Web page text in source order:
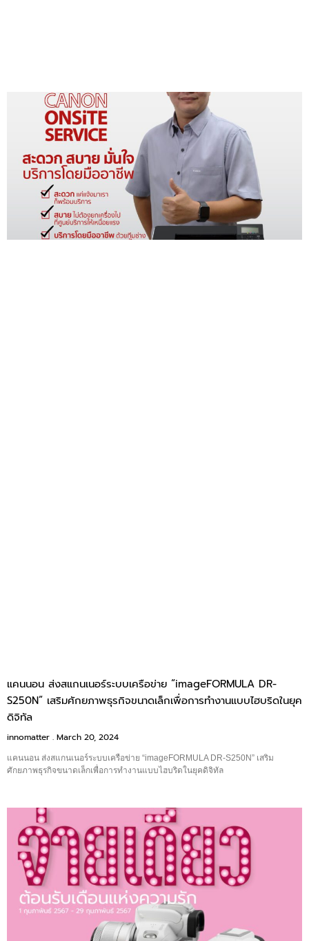
แคนนอน ส่งสแกนเนอร์ระบบเครือข่าย “imageFORMULA DR-
S250N” เสริมศักยภาพธุรกิจขนาดเล็กเพื่อการทำงานแบบไฮบริดในยุค
ดิจิทัล
innomatter March 20, 2024
แคนนอน ส่งสแกนเนอร์ระบบเครือข่าย “imageFORMULA DR-S250N” เสริม
ศักยภาพธุรกิจขนาดเล็กเพื่อการทำงานแบบไฮบริดในยุคดิจิทัล